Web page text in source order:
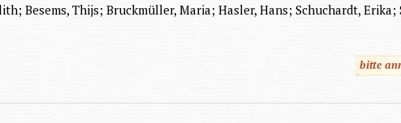
Besems, Thijs; Bruckmüller, Maria; Hasler, Hans; Schuchardt, Erika;
bitte